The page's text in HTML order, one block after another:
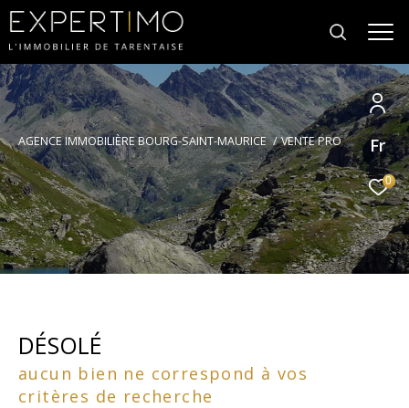
Fr
0
Votre
recherche
AGENCE IMMOBILIÈRE BOURG-SAINT-MAURICE VENTE PRO
DÉSOLÉ
aucun bien ne correspond à vos
critères de recherche